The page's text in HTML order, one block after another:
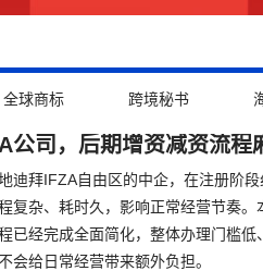
全球商标 跨境秘书
公司，后期增资减资流程
迪拜IFZA自由区的中企，在注册阶
复杂、耗时久，影响正常经营节奏
已经完成全面简化，整体办理门槛
会给日常经营带来额外负担。